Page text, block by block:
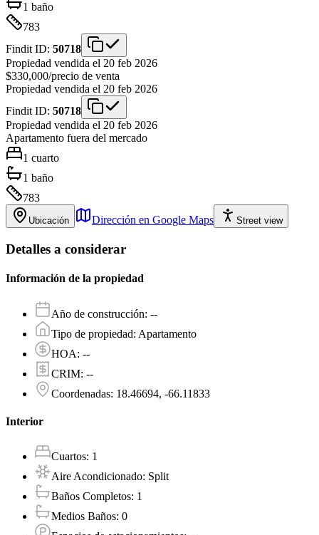
1 baño
783
Findit ID: 50718
Propiedad vendida el 20 feb 2026
$330,000/precio de venta
Propiedad vendida el 20 feb 2026
Findit ID: 50718
Propiedad vendida el 20 feb 2026
Apartamento fuera del mercado
1 cuarto
1 baño
783
Ubicación Dirección en Google Maps Street view
Detalles a considerar
Información de la propiedad
Año de construcción: --
Tipo de propiedad: Apartamento
HOA: --
CRIM: --
Coordenadas: 18.46694, -66.11833
Interior
Cuartos: 1
Aire Acondicionado: Split
Baños Completos: 1
Medios Baños: 0